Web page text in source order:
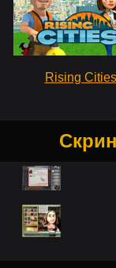
Rising Cities